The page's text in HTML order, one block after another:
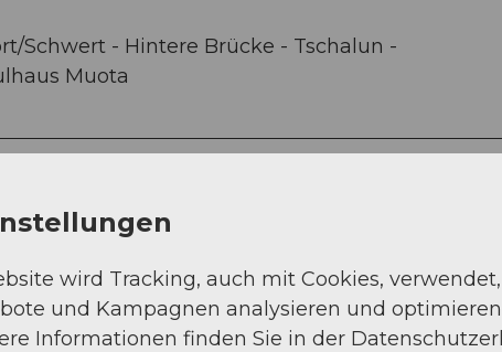
Schwert - Hintere Brücke - Tschalun -
Muota
wird Tracking, auch mit Cookies,
und Kampagnen analysieren und
Informationen finden Sie in der